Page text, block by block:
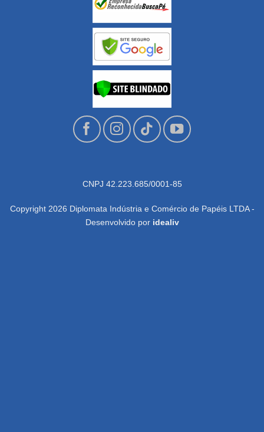
CNPJ 42.223.685/0001-85
Copyright 2026 Diplomata Indústria e Comércio de Papéis LTDA -
Desenvolvido por idealiv